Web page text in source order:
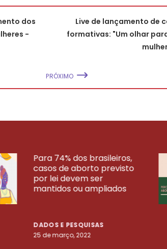
dos
-
Live de lançamento de
formativas: "Um olhar
PRÓXIMO
Para 74% dos brasileiros,
casos de aborto previsto
por lei devem ser
mantidos ou ampliados
DADOS E PESQUISAS
25 de março, 2022
PESQUISAS